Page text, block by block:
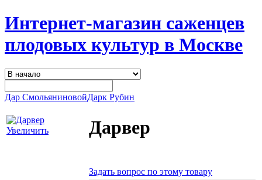
Интернет-магазин саженцев
плодовых культур в Москве
Дар СмольяниновойДарк Рубин
Увеличить Дарвер
Задать вопрос по этому товару